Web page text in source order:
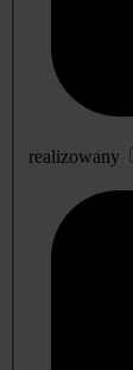
realizowany